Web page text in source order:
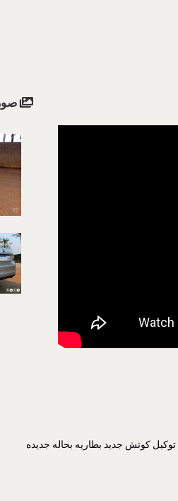
كوتش جديد بطاريه بحاله جديده